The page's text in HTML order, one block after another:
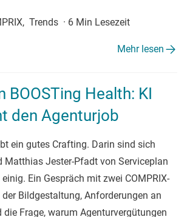
Trends · 6 Min Lesezeit
Mehr lesen
BOOSTing Health: KI
den Agenturjob
ein gutes Crafting. Darin sind sich
Matthias Jester-Pfadt von Serviceplan
Ein Gespräch mit zwei COMPRIX-
Bildgestaltung, Anforderungen an
die Frage, warum Agenturvergütungen